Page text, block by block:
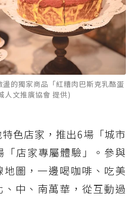
的獨家商品「紅糟肉巴斯克乳酪蛋
人文推廣協會 提供)
色店家，推出6場「城市
「店家專屬體驗」。參與
圖，一邊喝咖啡、吃美
中、南萬華，從互動過